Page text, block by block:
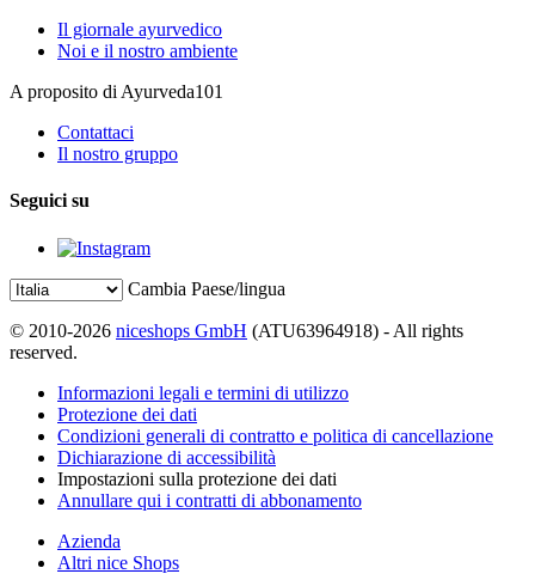
Il giornale ayurvedico
Noi e il nostro ambiente
A proposito di Ayurveda101
Contattaci
Il nostro gruppo
Seguici su
Cambia Paese/lingua
© 2010-2026 niceshops GmbH (ATU63964918) - All rights
reserved.
Informazioni legali e termini di utilizzo
Protezione dei dati
Condizioni generali di contratto e politica di cancellazione
Dichiarazione di accessibilità
Impostazioni sulla protezione dei dati
Annullare qui i contratti di abbonamento
Azienda
Altri nice Shops